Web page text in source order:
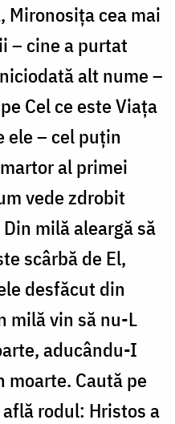
Mironosița cea mai
– cine a purtat
alt nume –
Cel ce este Viața
ele – cel puțin
al primei
vede zdrobit
milă aleargă să
scârbă de El,
desfăcut din
milă vin să nu-L
aducându-I
moarte. Caută pe
rodul: Hristos a